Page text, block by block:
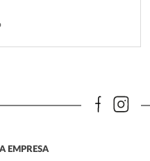
EMPRESA